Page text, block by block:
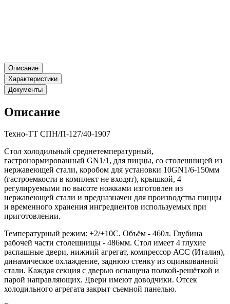
Описание
Характеристики
Документы
Описание
Техно-ТТ СПН/П-127/40-1907
Стол холодильный среднетемпературный,
гастронормированный GN1/1, для пиццы, со столешницей из
нержавеющей стали, коробом для установки 10GN1/6-150мм
(гастроемкости в комплект не входят), крышкой, 4
регулируемыми по высоте ножками изготовлен из
нержавеющей стали и предназначен для производства пиццы
и временного хранения ингредиентов используемых при
приготовлении.
Температурный режим: +2/+10С. Объём - 460л. Глубина
рабочей части столешницы - 486мм. Стол имеет 4 глухие
распашные двери, нижний агрегат, компрессор АСС (Италия),
динамическое охлаждение, заднюю стенку из оцинкованной
стали. Каждая секция с дверью оснащена полкой-решёткой и
парой направляющих. Двери имеют доводчики. Отсек
холодильного агрегата закрыт съемной панелью.